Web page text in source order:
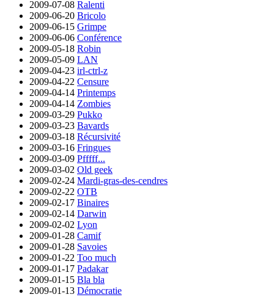
2009-07-08 Ralenti
2009-06-20 Bricolo
2009-06-15 Grimpe
2009-06-06 Conférence
2009-05-18 Robin
2009-05-09 LAN
2009-04-23 irl-ctrl-z
2009-04-22 Censure
2009-04-14 Printemps
2009-04-14 Zombies
2009-03-29 Pukko
2009-03-23 Bavards
2009-03-18 Récursivité
2009-03-16 Fringues
2009-03-09 Pfffff...
2009-03-02 Old geek
2009-02-24 Mardi-gras-des-cendres
2009-02-22 OTB
2009-02-17 Binaires
2009-02-14 Darwin
2009-02-02 Lyon
2009-01-28 Camif
2009-01-28 Savoies
2009-01-22 Too much
2009-01-17 Padakar
2009-01-15 Bla bla
2009-01-13 Démocratie